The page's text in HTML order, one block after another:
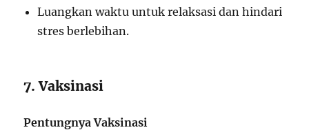
Luangkan waktu untuk relaksasi dan hindari
stres berlebihan.
7. Vaksinasi
Pentungnya Vaksinasi